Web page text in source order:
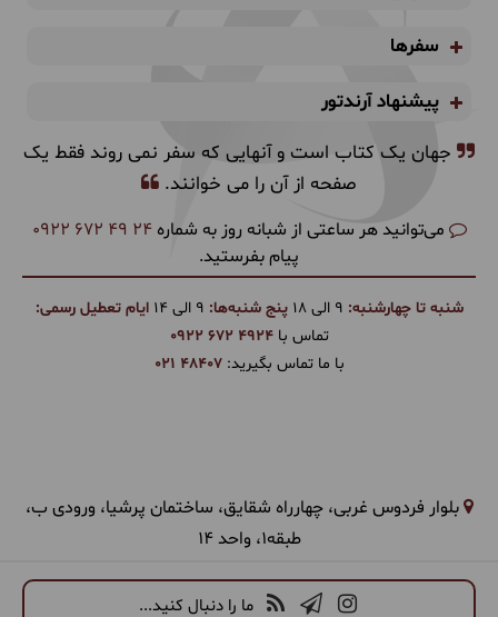
سفرها
پیشنهاد آرندتور
جهان یک کتاب است و آنهایی که سفر نمی روند فقط یک
صفحه از آن را می خوانند.
می‌توانید هر ساعتی از شبانه روز به شماره 0922 672 49 24
پیام بفرستید.
شنبه تا چهارشنبه: پنج شنبه‌ها:
ایام تعطیل رسمی:
تماس با0922 672 4924
با ما تماس بگیرید:021 48407
بلوار فردوس غربی، چهارراه شقایق، ساختمان پرشیا، ورودی ب،
طبقه1، واحد 14
ما را دنبال کنید...